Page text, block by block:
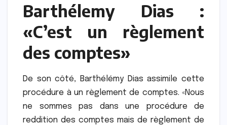
Barthélemy Dias :
«C’est un règlement
des comptes»
De son côté, Barthélémy Dias assimile cette
procédure à un règlement de comptes. «Nous
ne sommes pas dans une procédure de
reddition des comptes mais de règlement de